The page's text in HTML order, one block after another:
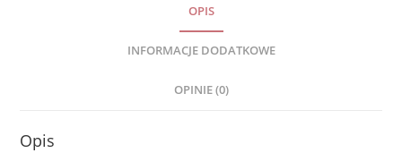
OPIS
INFORMACJE DODATKOWE
OPINIE (0)
Opis